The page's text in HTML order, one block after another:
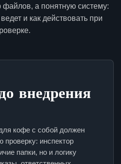
файлов, а понятную систему:
и как действовать при
внедрения
кофе с собой должен
инспектор
папки, но и логику